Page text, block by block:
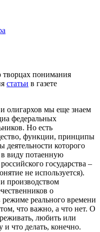
творцах понимания
статьи в газете
олигархов мы еще знаем
федеральных
Но есть
функции, принципы
деятельности которого
виду потаенную
государства –
не используется).
производством
о
реального времени
что важно, а что нет. О
любить или
и что делать, конечно.